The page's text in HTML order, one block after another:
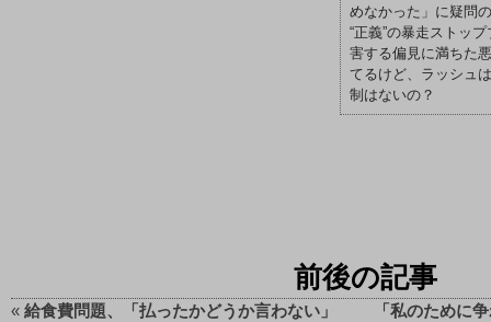
めなかった」に疑
“正義”の暴走ストッ
害する偏見に満ちた
てるけど、ラッシュ
制はないの？
前後の記事
« 給食費問題、「払ったかどうか言わない」
「私のために